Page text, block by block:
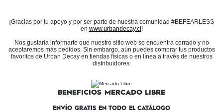
¡Gracias por tu apoyo y por ser parte de nuestra comunidad #BEFEARLESS
en www.urbandecay.cl !
Nos gustaría informarte que nuestro sitio web se encuentra cerrado y no
aceptaremos más pedidos. Sin embargo, aún puedes comprar tus productos
favoritos de Urban Decay en tiendas físicas o en línea a través de nuestros
distribuidores:
BENEFICIOS MERCADO LIBRE
ENVÍO GRATIS EN TODO EL CATÁLOGO